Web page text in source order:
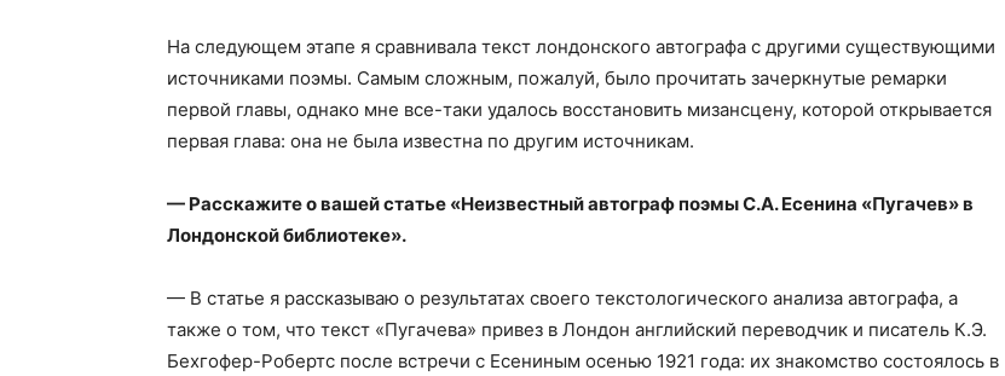
На следующем этапе я сравнивала текст лондонского автографа с другими существующими
источниками поэмы. Самым сложным, пожалуй, было прочитать зачеркнутые ремарки
первой главы, однако мне все-таки удалось восстановить мизансцену, которой открывается
первая глава: она не была известна по другим источникам.
— Расскажите о вашей статье «Неизвестный автограф поэмы С.А. Есенина «Пугачев» в
Лондонской библиотеке».
— В статье я рассказываю о результатах своего текстологического анализа автографа, а
также о том, что текст «Пугачева» привез в Лондон английский переводчик и писатель К.Э.
Бехгофер-Робертс после встречи с Есениным осенью 1921 года: их знакомство состоялось в